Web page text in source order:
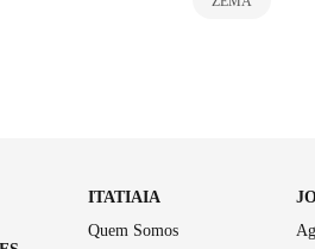
ITATIAIA
Quem Somos